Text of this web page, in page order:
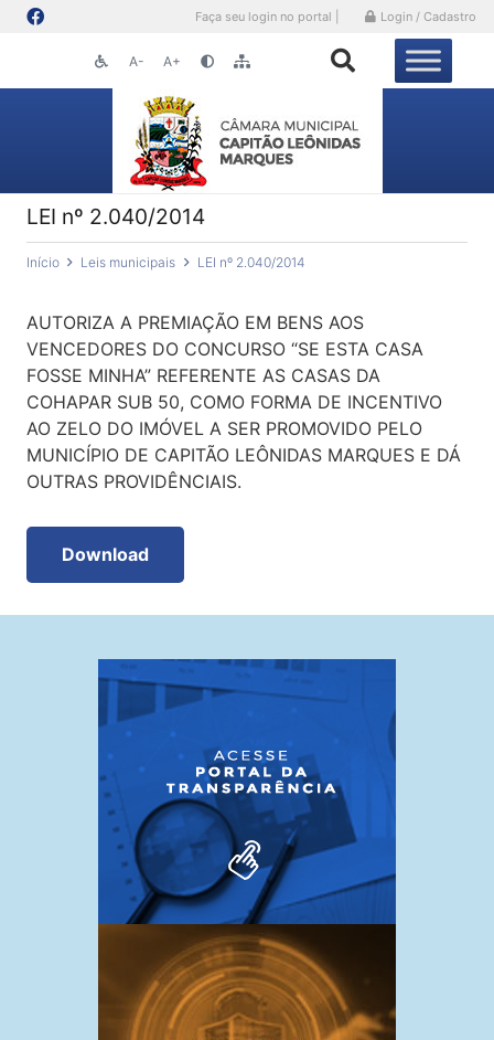
Faça seu login no portal | Login / Cadastro
A- A+
LEI nº 2.040/2014
Início Leis municipais LEI nº 2.040/2014
AUTORIZA A PREMIAÇÃO EM BENS AOS
VENCEDORES DO CONCURSO “SE ESTA CASA
FOSSE MINHA” REFERENTE AS CASAS DA
COHAPAR SUB 50, COMO FORMA DE INCENTIVO
AO ZELO DO IMÓVEL A SER PROMOVIDO PELO
MUNICÍPIO DE CAPITÃO LEÔNIDAS MARQUES E DÁ
OUTRAS PROVIDÊNCIAIS.
Download